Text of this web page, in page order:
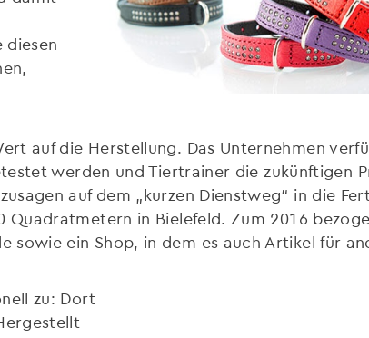
diesen
auf die Herstellung. Das Unternehmen
werden und Tiertrainer die zukünftigen
auf dem „kurzen Dienstweg“ in die
Quadratmetern in Bielefeld. Zum 2016
sowie ein Shop, in dem es auch Artikel für
zu: Dort